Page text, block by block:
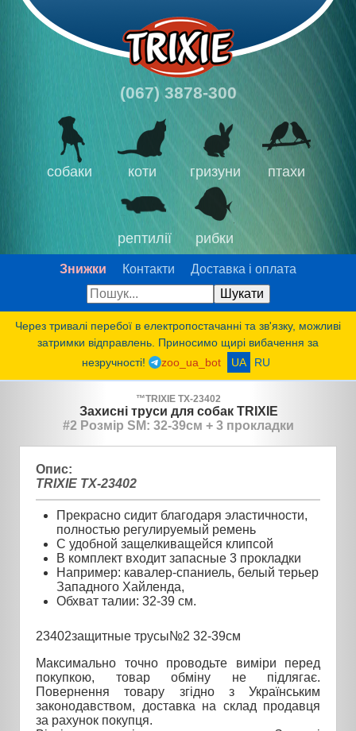
(067) 3878-300
собаки коти гризуни птахи
рептилії рибки
Знижки Контакти Доставка і оплата
Через тривалі перебої в електропостачанні та зв'язку, можливі
затримки відправлень. Приносимо щирі вибачення за
незручності!
zoo_ua_bot UA RU
™TRIXIE TX-23402
Захисні труси для собак TRIXIE
#2 Розмір SM: 32-39см + 3 прокладки
Опис:
TRIXIE TX-23402
Прекрасно сидит благодаря эластичности,
полностью регулируемый ремень
С удобной защелкиващейся клипсой
В комплект входит запасные 3 прокладки
Например: кавалер-спаниель, белый терьер
Западного Хайленда,
Обхват талии: 32-39 см.
23402защитные трусы№2 32-39см
Максимально точно проводьте виміри перед
покупкою, товар обміну не підлягає.
Повернення товару згідно з Українським
законодавством, доставка на склад продавця
за рахунок покупця.